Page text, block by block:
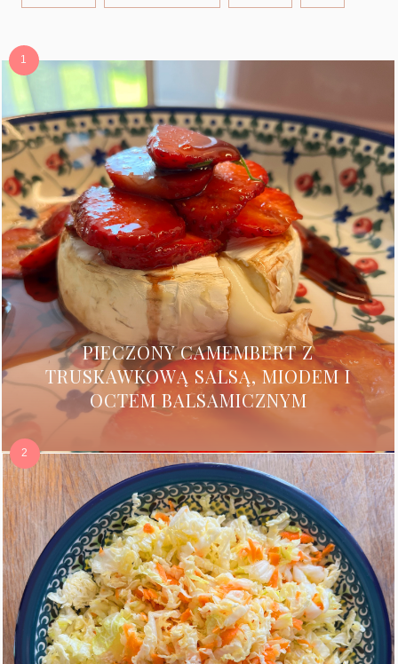
PIECZONY CAMEMBERT Z
TRUSKAWKOWĄ SALSĄ, MIODEM I
OCTEM BALSAMICZNYM